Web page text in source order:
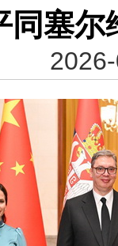
同塞尔